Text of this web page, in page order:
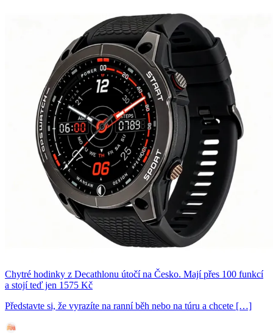
Chytré hodinky z Decathlonu útočí na Česko. Mají přes 100 funkcí
a stojí teď jen 1575 Kč
Představte si, že vyrazíte na ranní běh nebo na túru a chcete […]